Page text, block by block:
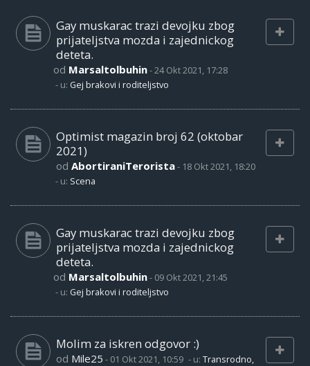
Gay muskarac trazi devojku zbog
prijateljstva mozda i zajednickog
deteta.
od Marsaltolbuhin-24 Okt 2021, 17:28
- u: Gej brakovi i roditeljstvo
Optimist magazin broj 62 (oktobar
2021)
od AbortiraniTerorista- 18 Okt 2021, 18:20
- u: Scena
Gay muskarac trazi devojku zbog
prijateljstva mozda i zajednickog
deteta.
od Marsaltolbuhin- 09 Okt 2021, 21:45
- u: Gej brakovi i roditeljstvo
Molim za iskren odgovor :)
od Mile25 - 01 Okt 2021, 10:59 - u: Transrodno,